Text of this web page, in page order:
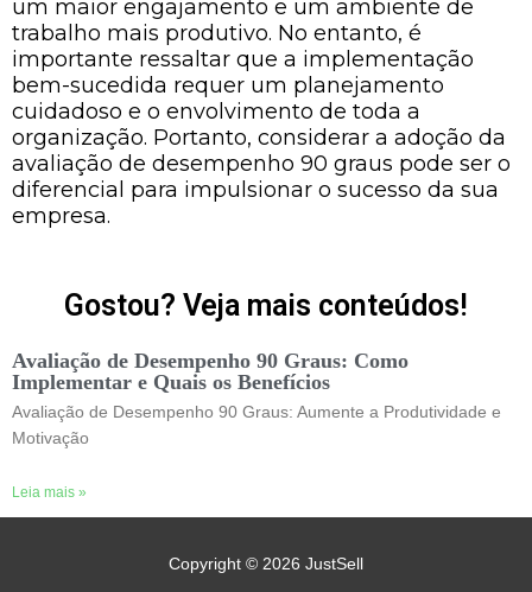
um maior engajamento e um ambiente de
trabalho mais produtivo. No entanto, é
importante ressaltar que a implementação
bem-sucedida requer um planejamento
cuidadoso e o envolvimento de toda a
organização. Portanto, considerar a adoção da
avaliação de desempenho 90 graus pode ser o
diferencial para impulsionar o sucesso da sua
empresa.
Gostou? Veja mais conteúdos!
Avaliação de Desempenho 90 Graus: Como
Implementar e Quais os Benefícios
Avaliação de Desempenho 90 Graus: Aumente a Produtividade e
Motivação
Leia mais »
Copyright © 2026 JustSell